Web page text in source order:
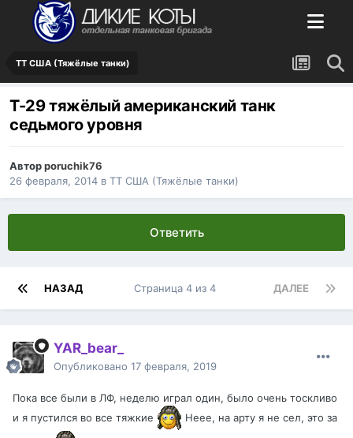
ТТ США (Тяжёлые танки)
Т-29 тяжёлый американский танк
седьмого уровня
Авторporuchik76
26 февраля, 2014 в ТТ США (Тяжёлые танки)
Ответить
НАЗАД ДАЛЕЕ
Страница 4 из 4
YAR_bear_
Опубликовано 17 февраля, 2019
Пока все были в ЛФ, неделю играл один, было очень тоскливо
и я пустился во все тяжкие
Неее, на арту я не сел, это за